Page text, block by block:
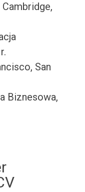
San
Biznesowa,